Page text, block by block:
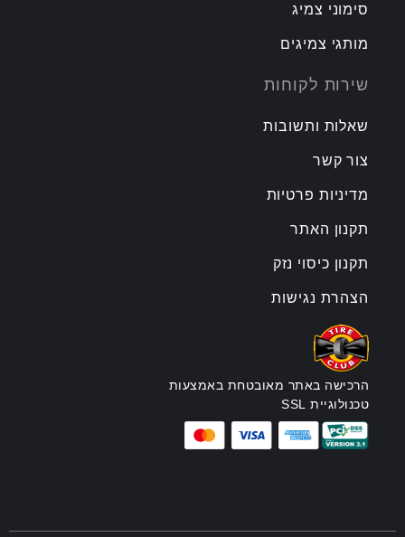
סימוני צמיג
מותגי צמיגים
שירות לקוחות
שאלות ותשובות
צור קשר
מדיניות פרטיות
תקנון האתר
תקנון כיסוי נזק
הצהרת נגישות
הרכישה באתר מאובטחת באמצעות
טכנולוגיית SSL